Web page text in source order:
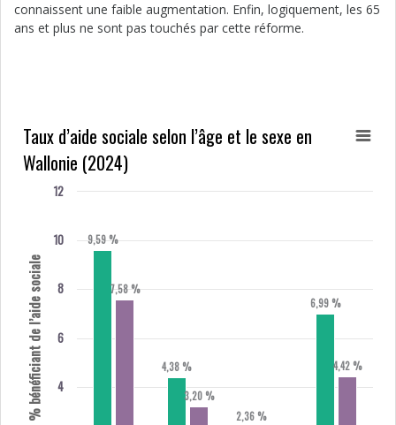
connaissent une faible augmentation. Enfin, logiquement, les 65
ans et plus ne sont pas touchés par cette réforme.
% bénéficiant de l’aide sociale 4
6
8
10
12
Taux d’aide sociale selon l’âge et le sexe en
Wallonie (2024)
9,59 %
4,38 %
2,36 %
6,99 %
7,58 %
3,20 %
4,42 %